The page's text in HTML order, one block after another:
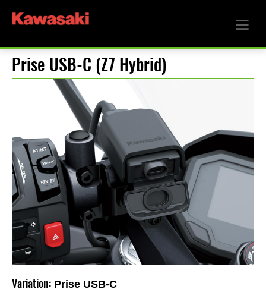
Prise USB-C (Z7 Hybrid)
Variation: Prise USB-C